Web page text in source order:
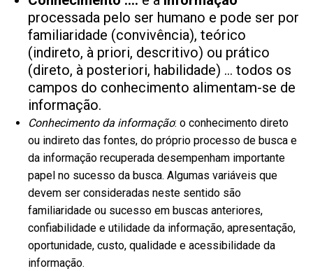
processada pelo ser humano e pode ser por
familiaridade (convivência), teórico
(indireto, à priori, descritivo) ou prático
(direto, à posteriori, habilidade) … todos os
campos do conhecimento alimentam-se de
informação.
Conhecimento da informação: o conhecimento direto
ou indireto das fontes, do próprio processo de busca e
da informação recuperada desempenham importante
papel no sucesso da busca. Algumas variáveis que
devem ser consideradas neste sentido são
familiaridade ou sucesso em buscas anteriores,
confiabilidade e utilidade da informação, apresentação,
oportunidade, custo, qualidade e acessibilidade da
informação.